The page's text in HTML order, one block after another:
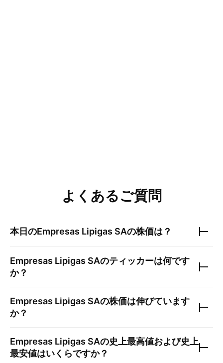
よくあるご質問
本日のEmpresas Lipigas SAの株価は？
Empresas Lipigas SAのティッカーは何です
か？
Empresas Lipigas SAの株価は伸びています
か？
Empresas Lipigas SAの史上最高値および史上
最安値はいくらですか？